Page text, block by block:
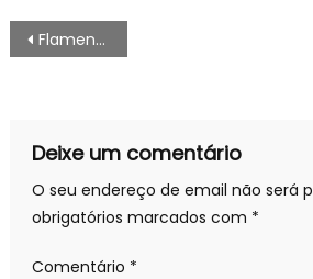
Navegação
de
Flamengo x Grêmio: ONDE ASSISTIR AO VIVO, ESCALAÇÕES E PALPITES, BRASILEIRÃO 2023 SÉRIE A, HOJE (11/06)
Deixe um comentário
O seu endereço de email não será
obrigatórios marcados com *
Comentário *